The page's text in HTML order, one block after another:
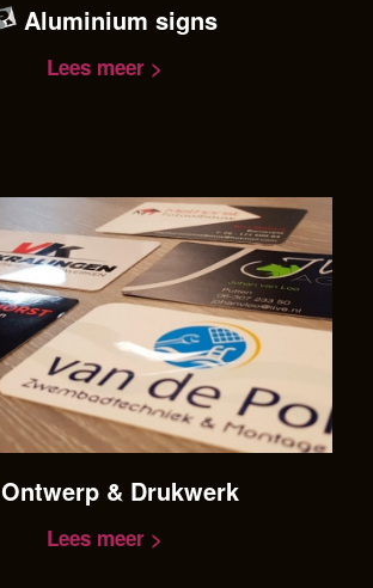
Aluminium signs
Lees meer >
Ontwerp & Drukwerk
Lees meer >